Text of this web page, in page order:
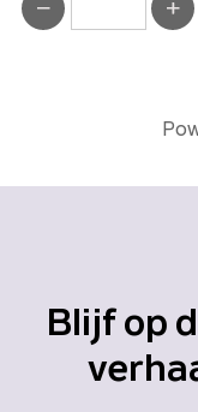
Blijf op